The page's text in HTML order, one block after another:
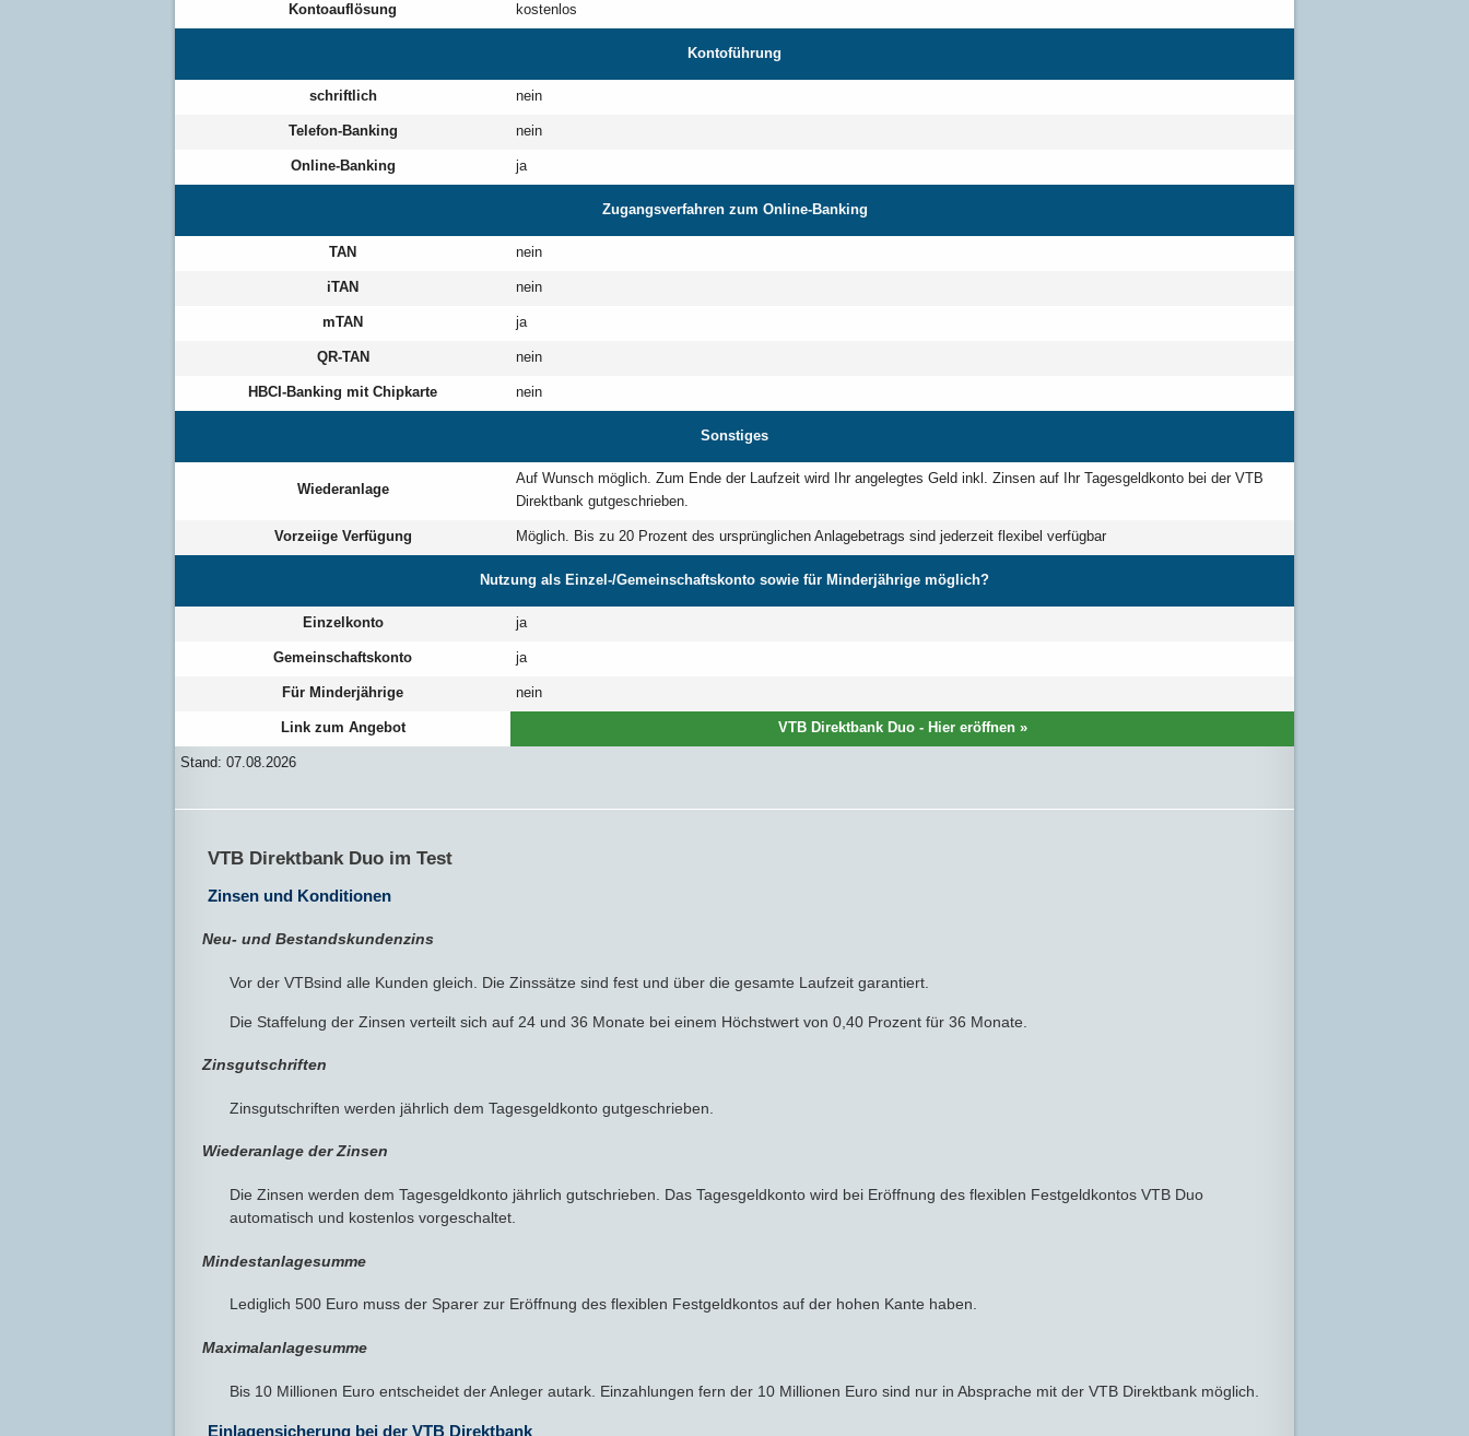
Kontoauflösung kostenlos
Kontoführung
schriftlich nein
Telefon-Banking nein
Online-Banking ja
Zugangsverfahren zum Online-Banking
TAN nein
iTAN nein
mTAN ja
QR-TAN nein
HBCI-Banking mit Chipkarte nein
Sonstiges
Wiederanlage
Auf Wunsch möglich. Zum Ende der Laufzeit wird Ihr angelegtes Geld inkl. Zinsen auf Ihr Tagesgeldkonto bei der VTB
Direktbank gutgeschrieben.
Vorzeiige Verfügung Möglich. Bis zu 20 Prozent des ursprünglichen Anlagebetrags sind jederzeit flexibel verfügbar
Nutzung als Einzel-/Gemeinschaftskonto sowie für Minderjährige möglich?
Einzelkonto ja
Gemeinschaftskonto ja
Für Minderjährige nein
Link zum Angebot VTB Direktbank Duo - Hier eröffnen »
Stand: 07.08.2026
VTB Direktbank Duo im Test
Zinsen und Konditionen
Neu- und Bestandskundenzins
Vor der VTBsind alle Kunden gleich. Die Zinssätze sind fest und über die gesamte Laufzeit garantiert.
Die Staffelung der Zinsen verteilt sich auf 24 und 36 Monate bei einem Höchstwert von 0,40 Prozent für 36 Monate.
Zinsgutschriften
Zinsgutschriften werden jährlich dem Tagesgeldkonto gutgeschrieben.
Wiederanlage der Zinsen
Die Zinsen werden dem Tagesgeldkonto jährlich gutschrieben. Das Tagesgeldkonto wird bei Eröffnung des flexiblen Festgeldkontos VTB Duo
automatisch und kostenlos vorgeschaltet.
Mindestanlagesumme
Lediglich 500 Euro muss der Sparer zur Eröffnung des flexiblen Festgeldkontos auf der hohen Kante haben.
Maximalanlagesumme
Bis 10 Millionen Euro entscheidet der Anleger autark. Einzahlungen fern der 10 Millionen Euro sind nur in Absprache mit der VTB Direktbank möglich.
Einlagensicherung bei der VTB Direktbank